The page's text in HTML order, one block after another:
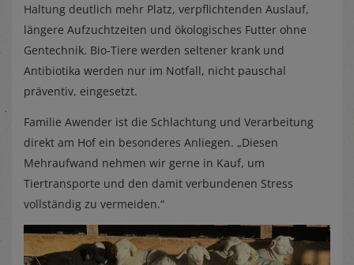
Haltung deutlich mehr Platz, verpflichtenden Auslauf,
längere Aufzuchtzeiten und ökologisches Futter ohne
Gentechnik. Bio-Tiere werden seltener krank und
Antibiotika werden nur im Notfall, nicht pauschal
präventiv, eingesetzt.
Familie Awender ist die Schlachtung und Verarbeitung
direkt am Hof ein besonderes Anliegen. „Diesen
Mehraufwand nehmen wir gerne in Kauf, um
Tiertransporte und den damit verbundenen Stress
vollständig zu vermeiden.“